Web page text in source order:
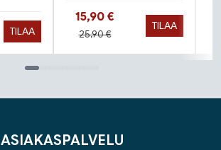
TILAA
Hinta nyt
15,90 €
Hinta aiemmin
25,90 €
TILAA
ASIAKASPALVELU